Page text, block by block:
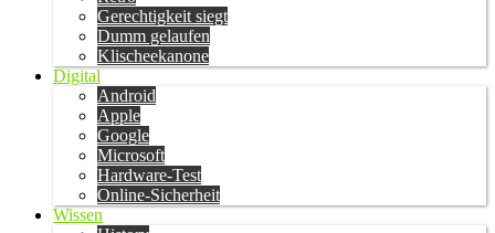
Gerechtigkeit siegt
Dumm gelaufen
Klischeekanone
Digital
Android
Apple
Google
Microsoft
Hardware-Test
Online-Sicherheit
Wissen